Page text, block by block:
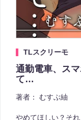
TLスクリーモ
通勤電車、ス
て…
著者： むすぶ紬
やめてほしい？そ